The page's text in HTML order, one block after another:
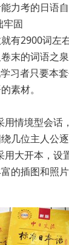
力考的日语自
固
有2900词左
末的词语之
习者只要本
素材。
情境型会话
几位主人公逐
大开本，设
的插图和照片